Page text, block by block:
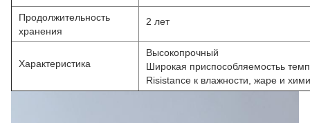
Продолжительность
хранения
2 лет
Характеристика
Высокопрочный
Широкая приспособляемостьь
Risistance к влажности, жаре и